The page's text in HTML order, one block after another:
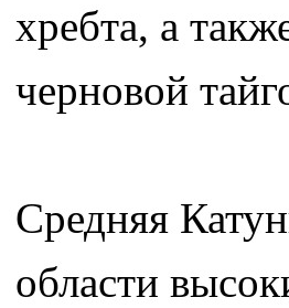
хребта, а
черновой
Средняя
области